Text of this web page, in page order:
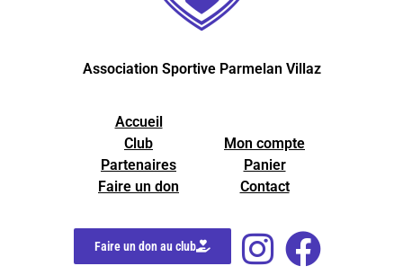
Association Sportive Parmelan Villaz
Accueil
Club
Partenaires
Faire un don
Mon compte
Panier
Contact
Faire un don au club